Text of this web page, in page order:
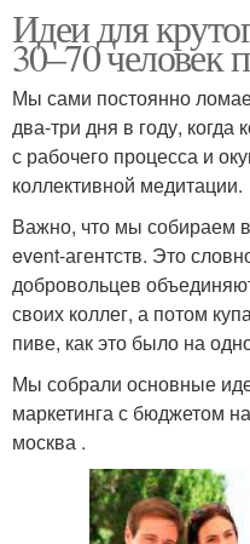
Идеи для
30–70 человек
Мы сами постоянно
два-три дня в году,
с рабочего процесса и
коллективной медитации.
Важно, что мы собираем
event-агентств. Это
добровольцев
своих коллег, а потом
пиве, как это было на
Мы собрали основные
маркетинга с бюджетом
москва .